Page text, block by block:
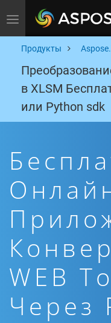
Toggle navigation
Продукты
в XLSM
или Python sdk
WEB
Через